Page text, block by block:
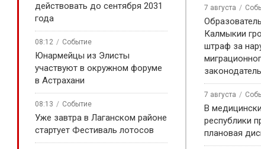
действовать до сентября 2031
года
08:12 Событие
Юнармейцы из Элисты
участвуют в окружном форуме
в Астрахани
08:13 Событие
Уже завтра в Лаганском районе
стартует Фестиваль лотосов
7 августа
Калмыкии
штраф за
7 августа
В
республики
плановая